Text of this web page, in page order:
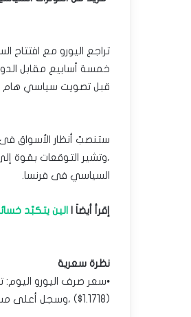
تراجع اليورو مع افتتاح
خمسة أسابيع مقابل
قبل تصويت سياسي هام
ستنصبّ أنظار الأسواق فى
،وتشير التوقعات
السياسي فى فرنسا.
إقرأ أيضاَ | الين يتكبّد
نظرة سعرية
(1.1718$) ،وسجل أعلى مستوى خلال تعاملات اليوم عند (1.1720$).